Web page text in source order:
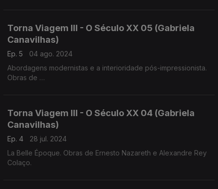
Torna Viagem III - O Século XX 05 (Gabriela
Canavilhas)
Ep. 5
04 ago. 2024
Abordagens modernistas e a interioridade pós-impressionista.
Obras de
Torna Viagem III - O Século XX 04 (Gabriela
Canavilhas)
Ep. 4
28 jul. 2024
La Belle Époque. Obras de Ernesto Nazareth e Alexandre Rey
Colaço.